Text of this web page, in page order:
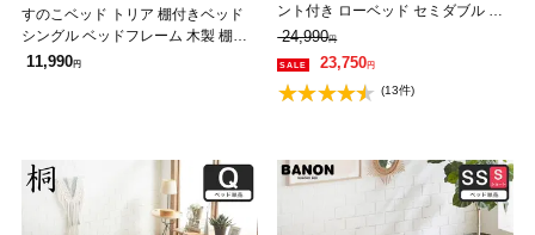
すのこベッド トリア 棚付きベッド
シングル ベッドフレーム 木製 棚付
き コンセント 低ホルムアルデヒド
11,990円
ント付き ローベッド セミダブル ベ
ッドフレーム 木製 頑丈 耐荷重
500kgクリア 高さ3段階 低ホルムア
ルデヒド
24,990円
23,750円
(13件)